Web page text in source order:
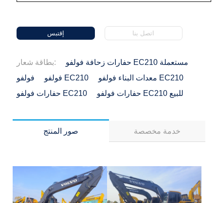
إقتبس اتصل بنا
بطاقة شعار:
حفارات زحافة فولفو EC210 مستعملة
فولفو
فولفو EC210
معدات البناء فولفو EC210
حفارات فولفو EC210
حفارات فولفو EC210 للبيع
صور المنتج خدمة مخصصة